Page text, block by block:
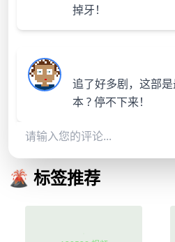
掉牙！
追了好多剧，这部
本 ? 停不下来！
🌋 标签推荐